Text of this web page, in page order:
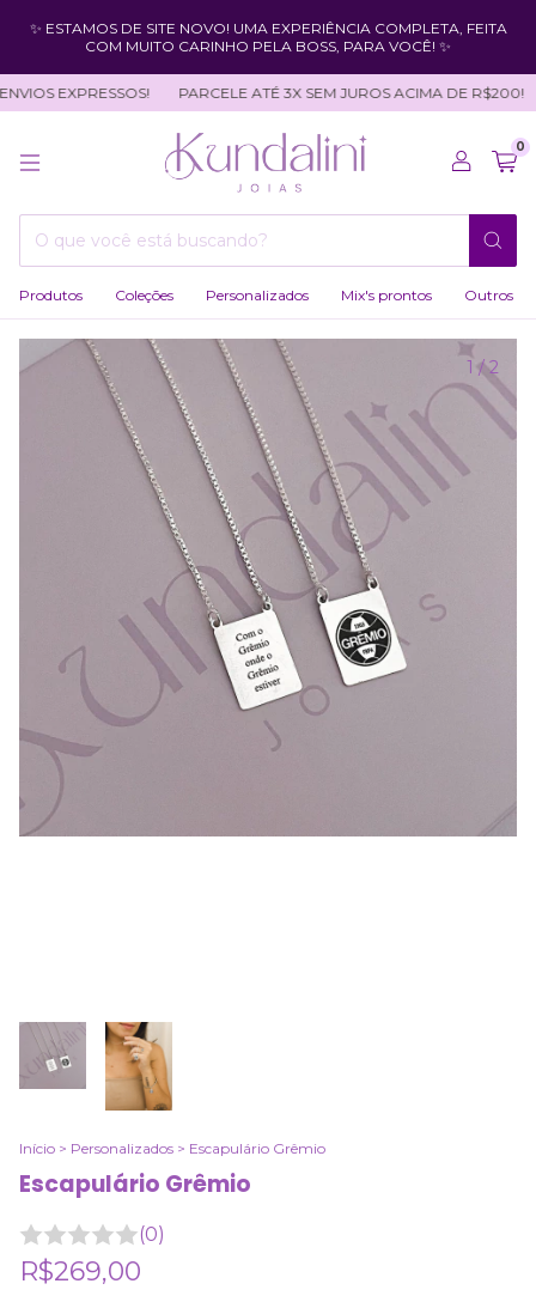
✨ ESTAMOS DE SITE NOVO! UMA EXPERIÊNCIA COMPLETA, FEITA
COM MUITO CARINHO PELA BOSS, PARA VOCÊ! ✨
EXPRESSOS! PARCELE ATÉ 3X SEM JUROS ACIMA DE R$200!
0
Produtos Coleções Personalizados Mix's prontos Outros
1 /2
Início > Personalizados > Escapulário Grêmio
Escapulário Grêmio
(0)
R$269,00